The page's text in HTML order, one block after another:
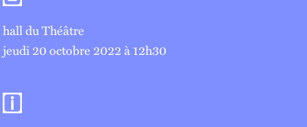
hall du Théâtre
jeudi 20 octobre 2022 à 12h30
Informations pratiques